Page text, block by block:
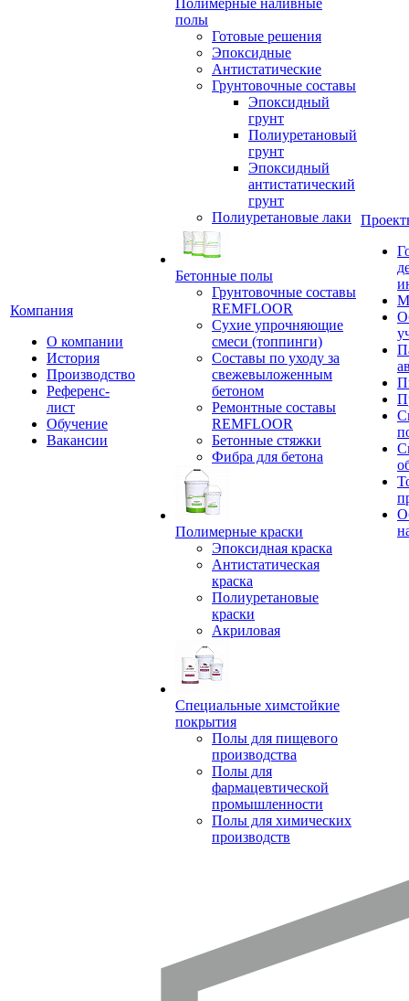
Компания
О компании
История
Производство
Референс-
лист
Обучение
Вакансии
Полимерные наливные
полы
Готовые решения
Эпоксидные
Антистатические
Грунтовочные составы
Эпоксидный
грунт
Полиуретановый
грунт
Эпоксидный
антистатический
грунт
Полиуретановые лаки
Бетонные полы
Грунтовочные составы
REMFLOOR
Сухие упрочняющие
смеси (топпинги)
Составы по уходу за
свежевыложенным
бетоном
Ремонтные составы
REMFLOOR
Бетонные стяжки
Фибра для бетона
Полимерные краски
Эпоксидная краска
Антистатическая
краска
Полиуретановые
краски
Акриловая
Специальные химстойкие
покрытия
Полы для пищевого
производства
Полы для
фармацевтической
промышленности
Полы для химических
производств